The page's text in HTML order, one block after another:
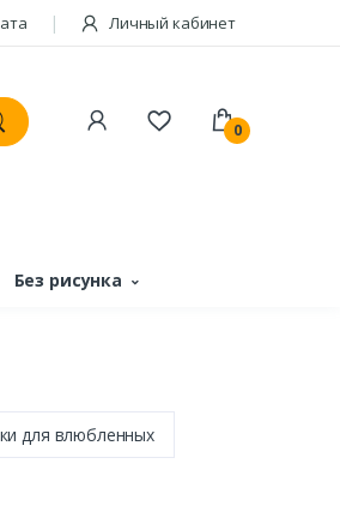
Личный кабинет
0
Без рисунка
для влюбленных